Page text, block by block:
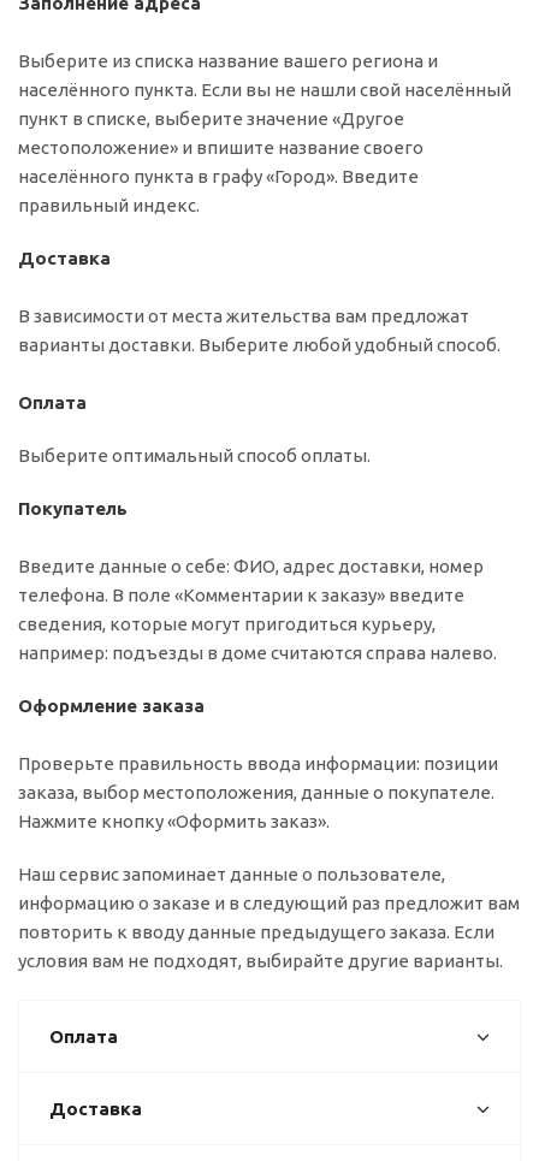
Выберите из списка название вашего региона и
населённого пункта. Если вы не нашли свой населённый
пункт в списке, выберите значение «Другое
местоположение» и впишите название своего
населённого пункта в графу «Город». Введите
правильный индекс.
Доставка
В зависимости от места жительства вам предложат
варианты доставки. Выберите любой удобный способ.
Оплата
Выберите оптимальный способ оплаты.
Покупатель
Введите данные о себе: ФИО, адрес доставки, номер
телефона. В поле «Комментарии к заказу» введите
сведения, которые могут пригодиться курьеру,
например: подъезды в доме считаются справа налево.
Оформление заказа
Проверьте правильность ввода информации: позиции
заказа, выбор местоположения, данные о покупателе.
Нажмите кнопку «Оформить заказ».
Наш сервис запоминает данные о пользователе,
информацию о заказе и в следующий раз предложит вам
повторить к вводу данные предыдущего заказа. Если
условия вам не подходят, выбирайте другие варианты.
Оплата
Доставка